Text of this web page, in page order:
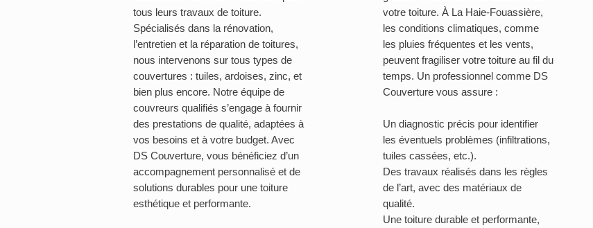
tous leurs travaux de toiture.
Spécialisés dans la rénovation,
l’entretien et la réparation de toitures,
nous intervenons sur tous types de
couvertures : tuiles, ardoises, zinc, et
bien plus encore. Notre équipe de
couvreurs qualifiés s’engage à fournir
des prestations de qualité, adaptées à
vos besoins et à votre budget. Avec
DS Couverture, vous bénéficiez d’un
accompagnement personnalisé et de
solutions durables pour une toiture
esthétique et performante.
votre toiture. À La Haie-Fouassière,
les conditions climatiques, comme
les pluies fréquentes et les vents,
peuvent fragiliser votre toiture au fil du
temps. Un professionnel comme DS
Couverture vous assure :
Un diagnostic précis pour identifier
les éventuels problèmes (infiltrations,
tuiles cassées, etc.).
Des travaux réalisés dans les règles
de l’art, avec des matériaux de
qualité.
Une toiture durable et performante,